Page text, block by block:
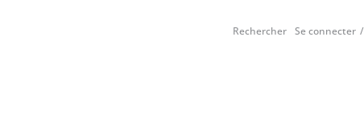
Rechercher Se connecter